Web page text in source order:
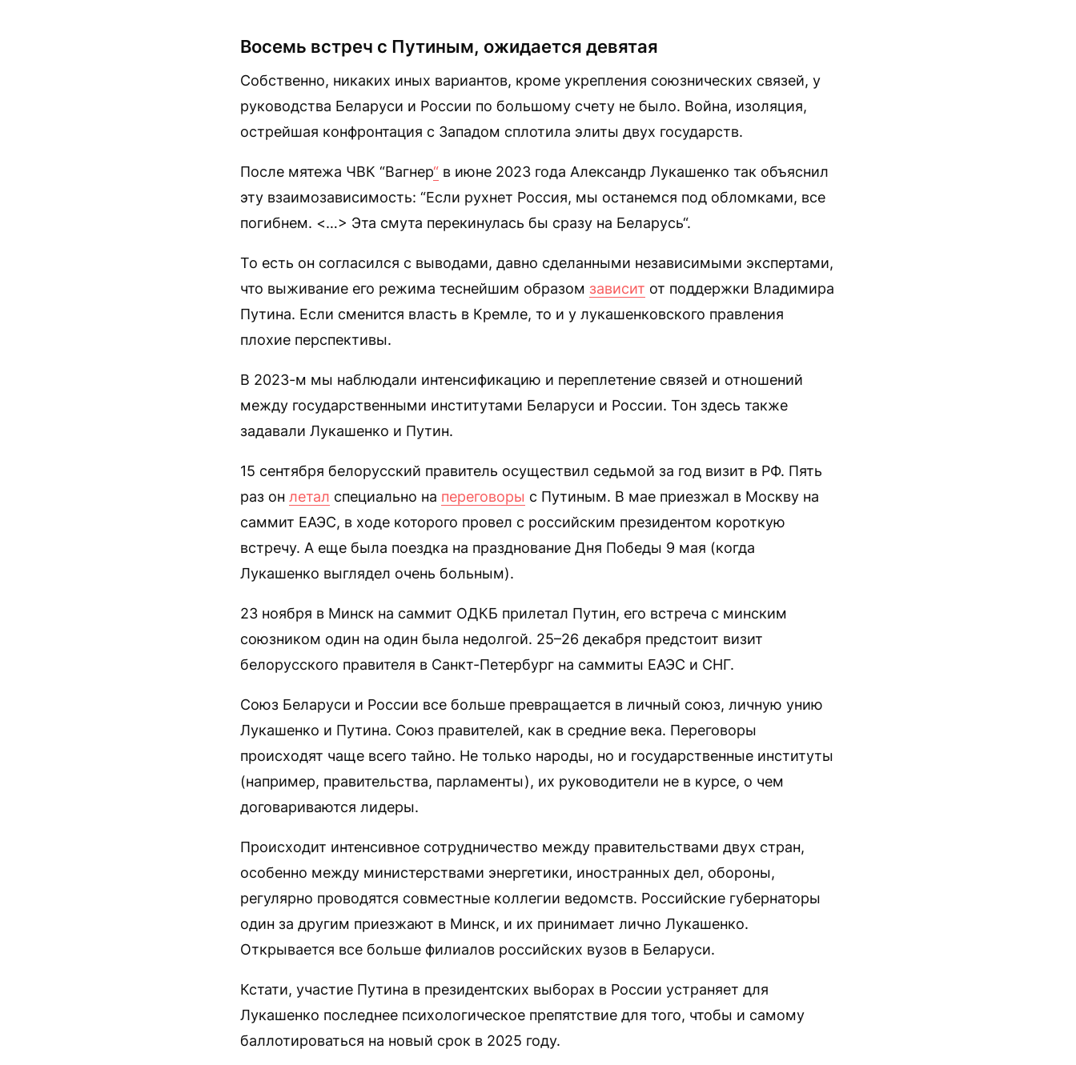
Восемь встреч с Путиным, ожидается девятая
Собственно, никаких иных вариантов, кроме укрепления союзнических связей, у
руководства Беларуси и России по большому счету не было. Война, изоляция,
острейшая конфронтация с Западом сплотила элиты двух государств.
После мятежа ЧВК “Вагнер“ в июне 2023 года Александр Лукашенко так объяснил
эту взаимозависимость: “Если рухнет Россия, мы останемся под обломками, все
погибнем. <…> Эта смута перекинулась бы сразу на Беларусь“.
То есть он согласился с выводами, давно сделанными независимыми экспертами,
что выживание его режима теснейшим образом зависит от поддержки Владимира
Путина. Если сменится власть в Кремле, то и у лукашенковского правления
плохие перспективы.
В 2023-м мы наблюдали интенсификацию и переплетение связей и отношений
между государственными институтами Беларуси и России. Тон здесь также
задавали Лукашенко и Путин.
15 сентября белорусский правитель осуществил седьмой за год визит в РФ. Пять
раз он летал специально на переговоры с Путиным. В мае приезжал в Москву на
саммит ЕАЭС, в ходе которого провел с российским президентом короткую
встречу. А еще была поездка на празднование Дня Победы 9 мая (когда
Лукашенко выглядел очень больным).
23 ноября в Минск на саммит ОДКБ прилетал Путин, его встреча с минским
союзником один на один была недолгой. 25–26 декабря предстоит визит
белорусского правителя в Санкт-Петербург на саммиты ЕАЭС и СНГ.
Союз Беларуси и России все больше превращается в личный союз, личную унию
Лукашенко и Путина. Союз правителей, как в средние века. Переговоры
происходят чаще всего тайно. Не только народы, но и государственные институты
(например, правительства, парламенты), их руководители не в курсе, о чем
договариваются лидеры.
Происходит интенсивное сотрудничество между правительствами двух стран,
особенно между министерствами энергетики, иностранных дел, обороны,
регулярно проводятся совместные коллегии ведомств. Российские губернаторы
один за другим приезжают в Минск, и их принимает лично Лукашенко.
Открывается все больше филиалов российских вузов в Беларуси.
Кстати, участие Путина в президентских выборах в России устраняет для
Лукашенко последнее психологическое препятствие для того, чтобы и самому
баллотироваться на новый срок в 2025 году.